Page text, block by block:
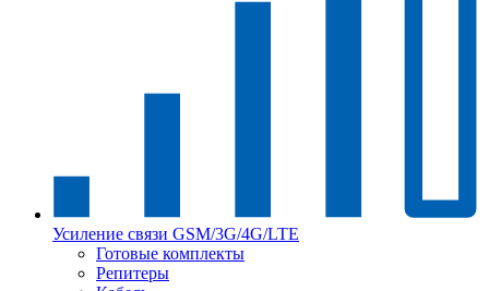
Усиление связи GSM/3G/4G/LTE
Готовые комплекты
Репитеры